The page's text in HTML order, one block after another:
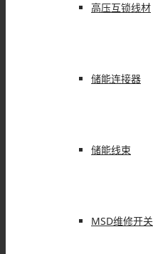
高压互锁线材
储能连接器
储能线束
MSD维修开关